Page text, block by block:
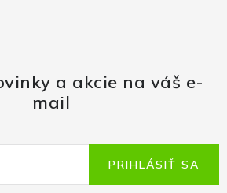
a akcie na váš e-
mail
PRIHLÁSIŤ SA